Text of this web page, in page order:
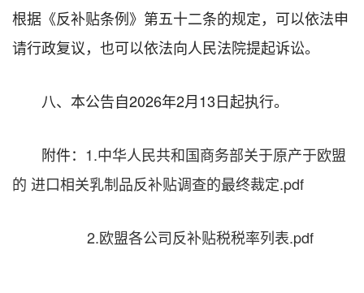
根据《反补贴条例》第五十二条的规定，可以依法申
请行政复议，也可以依法向人民法院提起诉讼。
八、本公告自2026年2月13日起执行。
附件： 1.中华人民共和国商务部关于原产于欧盟
的 进口相关乳制品反补贴调查的最终裁定.pdf
2.欧盟各公司反补贴税税率列表.pdf